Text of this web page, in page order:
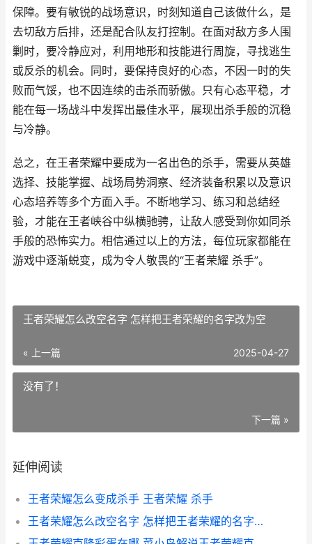
保障。要有敏锐的战场意识，时刻知道自己该做什么，是
去切敌方后排，还是配合队友打控制。在面对敌方多人围
剿时，要冷静应对，利用地形和技能进行周旋，寻找逃生
或反杀的机会。同时，要保持良好的心态，不因一时的失
败而气馁，也不因连续的击杀而骄傲。只有心态平稳，才
能在每一场战斗中发挥出最佳水平，展现出杀手般的沉稳
与冷静。
总之，在王者荣耀中要成为一名出色的杀手，需要从英雄
选择、技能掌握、战场局势洞察、经济装备积累以及意识
心态培养等多个方面入手。不断地学习、练习和总结经
验，才能在王者峡谷中纵横驰骋，让敌人感受到你如同杀
手般的恐怖实力。相信通过以上的方法，每位玩家都能在
游戏中逐渐蜕变，成为令人敬畏的“王者荣耀 杀手”。
王者荣耀怎么改空名字 怎样把王者荣耀的名字改为空
« 上一篇 2025-04-27
没有了！
下一篇 »
延伸阅读
王者荣耀怎么变成杀手 王者荣耀 杀手
王者荣耀怎么改空名字 怎样把王者荣耀的名字改为空